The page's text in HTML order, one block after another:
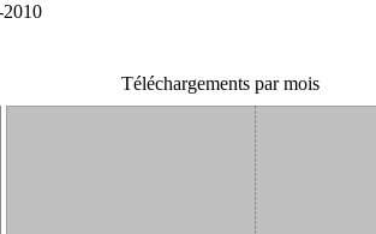
Téléchargements par mois